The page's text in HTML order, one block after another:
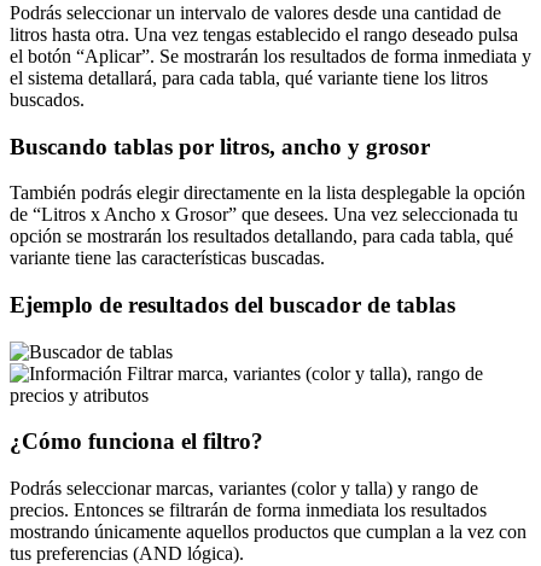
Podrás seleccionar un intervalo de valores desde una cantidad de
litros hasta otra. Una vez tengas establecido el rango deseado pulsa
el botón
Aplicar . Se mostrarán los resultados de forma inmediata y
el sistema detallará, para cada tabla, qué variante tiene los litros
buscados.
Buscando tablas por litros, ancho y grosor
También podrás elegir directamente en la lista desplegable la opción
de
Litros x Ancho x Grosor
que desees. Una vez seleccionada tu
opción se mostrarán los resultados detallando, para cada tabla, qué
variante tiene las características buscadas.
Ejemplo de resultados del buscador de tablas
Filtrar marca, variantes (color y talla), rango de
precios y atributos
¿Cómo funciona el filtro?
Podrás seleccionar marcas, variantes (color y talla) y rango de
precios. Entonces se filtrarán de forma inmediata los resultados
mostrando únicamente aquellos productos que cumplan a la vez con
tus preferencias (AND lógica).